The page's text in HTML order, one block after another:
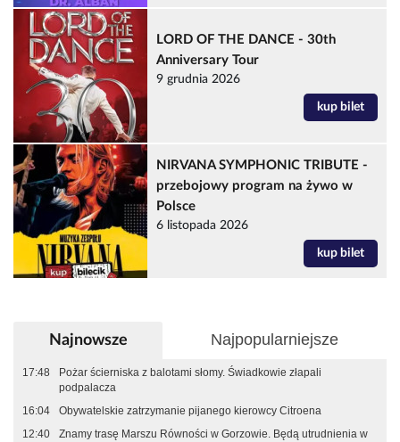
LORD OF THE DANCE - 30th
Anniversary Tour
9 grudnia 2026
kup bilet
NIRVANA SYMPHONIC TRIBUTE -
przebojowy program na żywo w
Polsce
6 listopada 2026
kup bilet
Najnowsze Najpopularniejsze
17:48
Pożar ścierniska z balotami słomy. Świadkowie złapali
podpalacza
16:04
Obywatelskie zatrzymanie pijanego kierowcy Citroena
12:40
Znamy trasę Marszu Równości w Gorzowie. Będą utrudnienia w